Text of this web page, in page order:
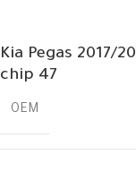
Kia Pegas 2017/
chip 47
OEM